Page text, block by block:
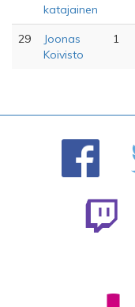
katajainen
29
Joonas
Koivisto
1